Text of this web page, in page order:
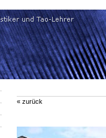
« zurück